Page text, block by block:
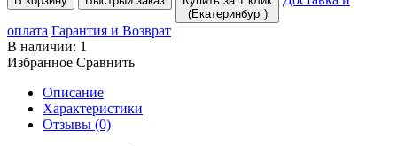
(Екатеринбург)
оплата Гарантия и Возврат
В наличии: 1
Избранное Сравнить
Описание
Характеристики
Отзывы (0)